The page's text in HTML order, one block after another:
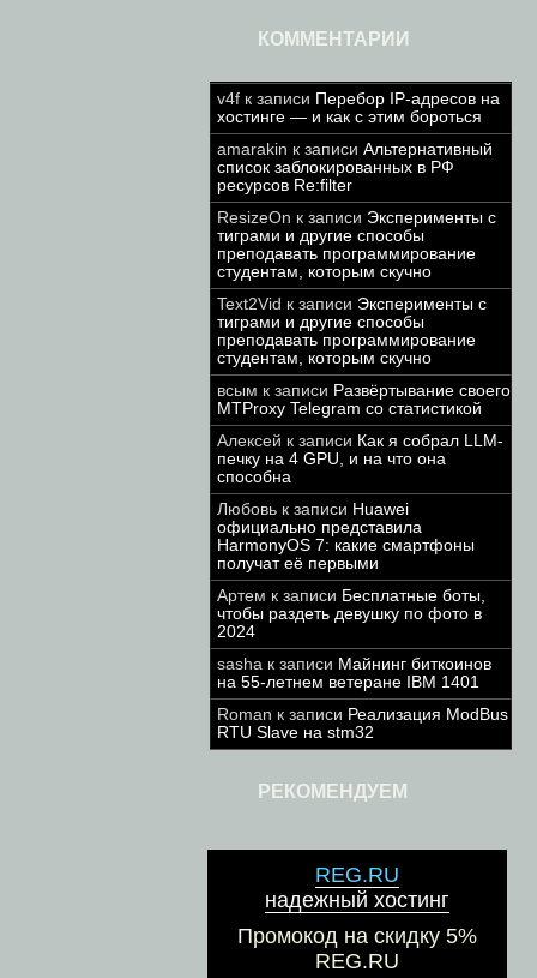
КОММЕНТАРИИ
v4f к записи Перебор IP-адресов на
хостинге — и как с этим бороться
amarakin к записи Альтернативный
список заблокированных в РФ
ресурсов Re:filter
ResizeOn к записи Эксперименты с
тиграми и другие способы
преподавать программирование
студентам, которым скучно
Text2Vid к записи Эксперименты с
тиграми и другие способы
преподавать программирование
студентам, которым скучно
всым к записи Развёртывание своего
MTProxy Telegram со статистикой
Алексей к записи Как я собрал LLM-
печку на 4 GPU, и на что она
способна
Любовь к записи Huawei
официально представила
HarmonyOS 7: какие смартфоны
получат её первыми
Артем к записи Бесплатные боты,
чтобы раздеть девушку по фото в
2024
sasha к записи Майнинг биткоинов
на 55-летнем ветеране IBM 1401
Roman к записи Реализация ModBus
RTU Slave на stm32
РЕКОМЕНДУЕМ
REG.RU
надежный хостинг
Промокод на скидку 5%
REG.RU